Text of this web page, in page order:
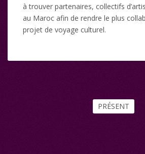
à trouver partenaires, collectifs
au Maroc afin de rendre le plus
projet de voyage culturel.
PRÉSENT